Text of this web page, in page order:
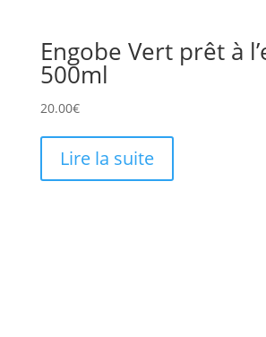
Engobe Vert prêt à
500ml
20.00€
Lire la suite